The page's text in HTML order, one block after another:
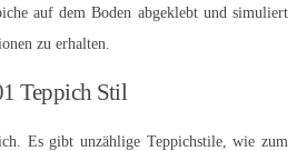
auf dem Boden abgeklebt und simuliert
zu erhalten.
Teppich Stil
Es gibt unzählige Teppichstile, wie zum